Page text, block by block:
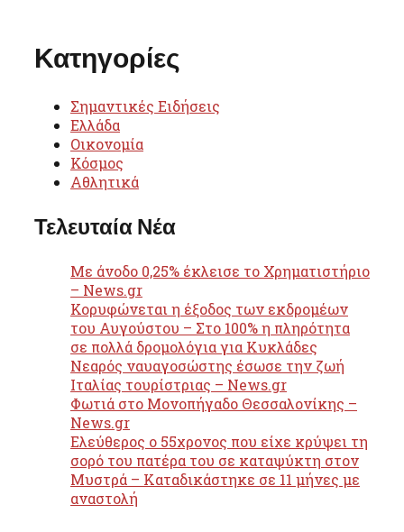
Κατηγορίες
Σημαντικές Ειδήσεις
Ελλάδα
Οικονομία
Κόσμος
Αθλητικά
Τελευταία Νέα
Με άνοδο 0,25% έκλεισε το Χρηματιστήριο
– News.gr
Κορυφώνεται η έξοδος των εκδρομέων
του Αυγούστου – Στο 100% η πληρότητα
σε πολλά δρομολόγια για Κυκλάδες
Νεαρός ναυαγοσώστης έσωσε την ζωή
Ιταλίας τουρίστριας – News.gr
Φωτιά στο Μονοπήγαδο Θεσσαλονίκης –
News.gr
Ελεύθερος ο 55χρονος που είχε κρύψει τη
σορό του πατέρα του σε καταψύκτη στον
Μυστρά – Καταδικάστηκε σε 11 μήνες με
αναστολή